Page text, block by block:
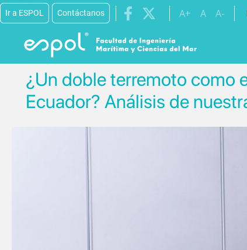
Pasar al contenido principal
Ir a ESPOL Contáctanos A+ A A-
¿Un doble terremoto como
Ecuador? Análisis de